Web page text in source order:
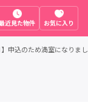
近見た物件 お気に入り
申込のため満室になりま